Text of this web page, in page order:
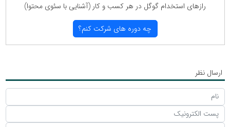
رازهای استخدام گوگل در هر كسب و كار (آشنایی با سئوی محتوا)
چه دوره های شركت كنم؟
ارسال نظر